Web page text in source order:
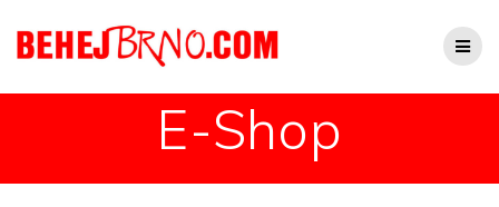
na
obsah
E-Shop